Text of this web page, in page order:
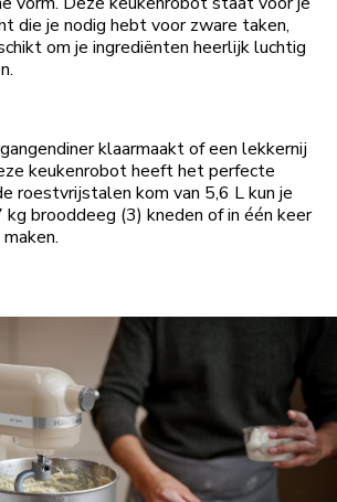
die je nodig hebt voor zware taken,
om je ingrediënten heerlijk luchtig
klaarmaakt of een lekkernij
keukenrobot heeft het perfecte
roestvrijstalen kom van 5,6 L kun je
brooddeeg (3) kneden of in één keer